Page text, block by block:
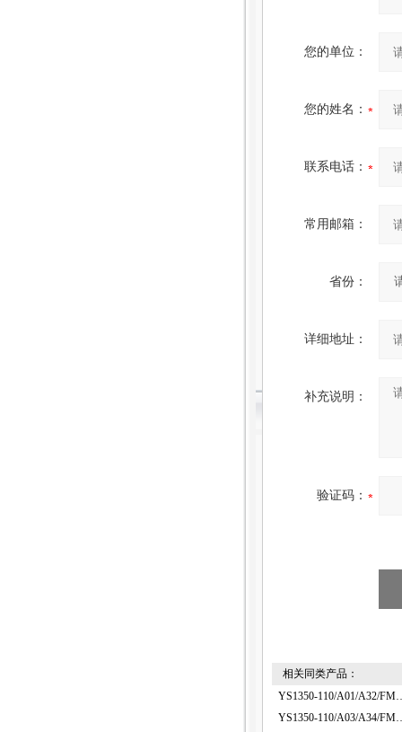
您的单位：
您的姓名：
联系电话：
常用邮箱：
省份：
详细地址：
补充说明：
验证码：
相关同类产品：
YS1350-110/
YS1350-110/